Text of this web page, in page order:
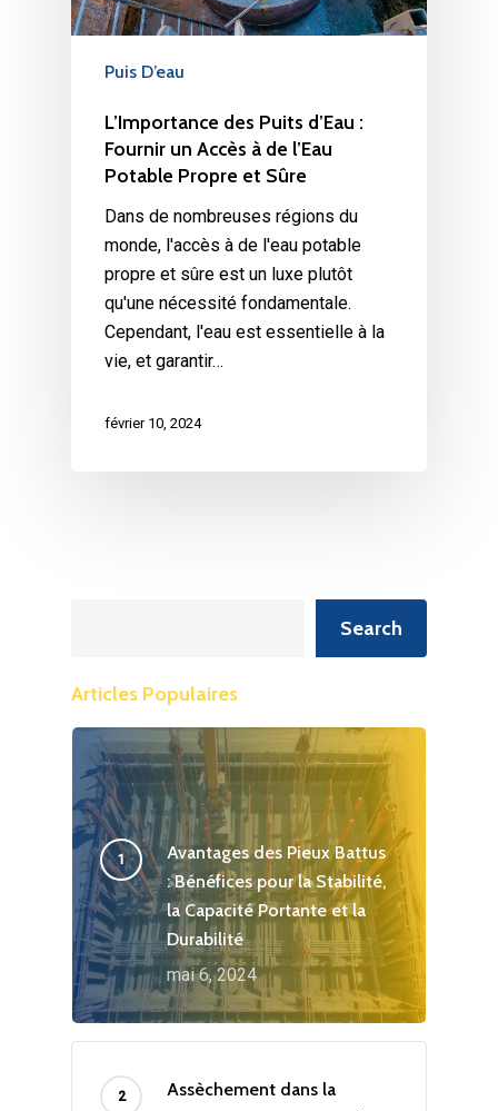
Puis D’eau
L’Importance des Puits d’Eau :
Fournir un Accès à de l’Eau
Potable Propre et Sûre
Dans de nombreuses régions du
monde, l'accès à de l'eau potable
propre et sûre est un luxe plutôt
qu'une nécessité fondamentale.
Cependant, l'eau est essentielle à la
vie, et garantir…
février 10, 2024
Search
Articles Populaires
Avantages des Pieux Battus
: Bénéfices pour la Stabilité,
la Capacité Portante et la
Durabilité
mai 6, 2024
Assèchement dans la